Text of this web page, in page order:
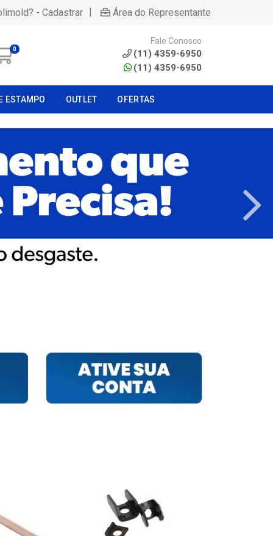
- Cadastrar | Área do Representante
0
Fale Conosco
(11) 4359-6950
(11) 4359-6950
ESTAMPO OUTLET OFERTAS